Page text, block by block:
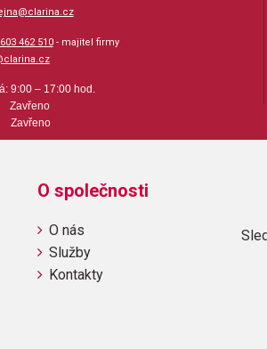
462 510- majitel firmy
9:00 – 17:00 hod.
O společnosti
O nás
Služby
Kontakty